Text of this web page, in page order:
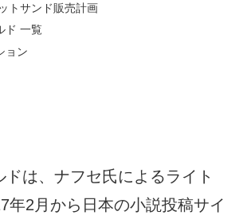
サンド販売計画
ド 一覧
ョン
ドは、ナフセ氏によるライト
年2月から日本の小説投稿サイ